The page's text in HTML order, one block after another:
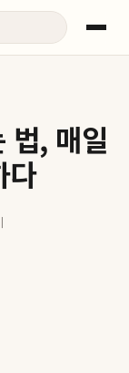
법, 매일
다